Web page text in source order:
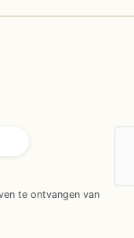
te ontvangen van